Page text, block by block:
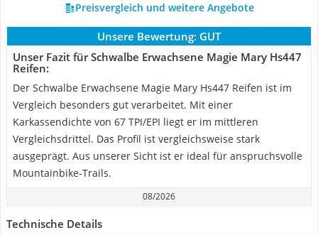
Preisvergleich und weitere Angebote
Unsere Bewertung: GUT
Unser Fazit für Schwalbe Erwachsene Magie Mary Hs447
Reifen:
Der Schwalbe Erwachsene Magie Mary Hs447 Reifen ist im
Vergleich besonders gut verarbeitet. Mit einer
Karkassendichte von 67 TPI/EPI liegt er im mittleren
Vergleichsdrittel. Das Profil ist vergleichsweise stark
ausgeprägt. Aus unserer Sicht ist er ideal für anspruchsvolle
Mountainbike-Trails.
08/2026
Technische Details